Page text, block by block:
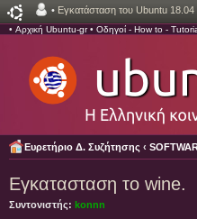
• Εγκατάσταση του Ubuntu 18.04
• Αρχική Ubuntu-gr• Οδηγοί - How to -
Ευρετήριο Δ. Συζήτησης ‹
Εγκατασταση το wine.
Συντονιστής: konnn